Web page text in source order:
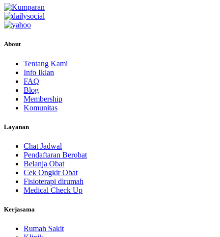
About
Tentang Kami
Info Iklan
FAQ
Blog
Membership
Komunitas
Layanan
Chat Jadwal
Pendaftaran Berobat
Belanja Obat
Cek Ongkir Obat
Fisioterapi dirumah
Medical Check Up
Kerjasama
Rumah Sakit